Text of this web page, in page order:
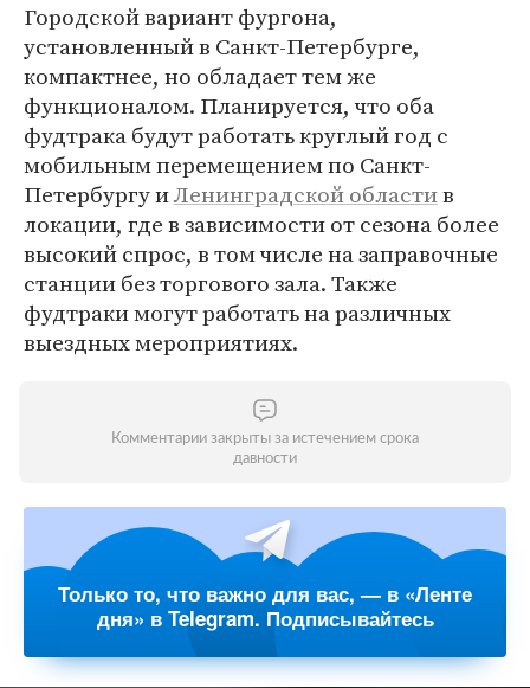
Городской вариант фургона,
установленный в Санкт-Петербурге,
компактнее, но обладает тем же
функционалом. Планируется, что оба
фудтрака будут работать круглый год с
мобильным перемещением по Санкт-
Петербургу иЛенинградской областив
локации, где в зависимости от сезона более
высокий спрос, в том числе на заправочные
станции без торгового зала. Также
фудтраки могут работать на различных
выездных мероприятиях.
Комментарии закрыты за истечением срока
давности
Только то, что важно для вас, — в «Ленте
дня» в Telegram. Подписывайтесь